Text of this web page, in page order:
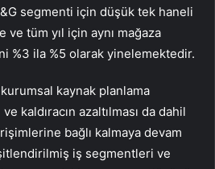
segmenti için düşük tek haneli
ve tüm yıl için aynı mağaza
%3 ila %5 olarak yinelemektedir.
kaynak planlama
kaldıracın azaltılması da dahil
bağlı kalmaya devam
iş segmentleri ve